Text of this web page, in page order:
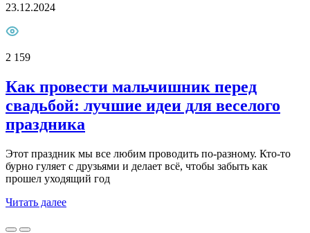
23.12.2024
2 159
Как провести мальчишник перед
свадьбой: лучшие идеи для веселого
праздника
Этот праздник мы все любим проводить по-разному. Кто-то
бурно гуляет с друзьями и делает всё, чтобы забыть как
прошел уходящий год
Читать далее